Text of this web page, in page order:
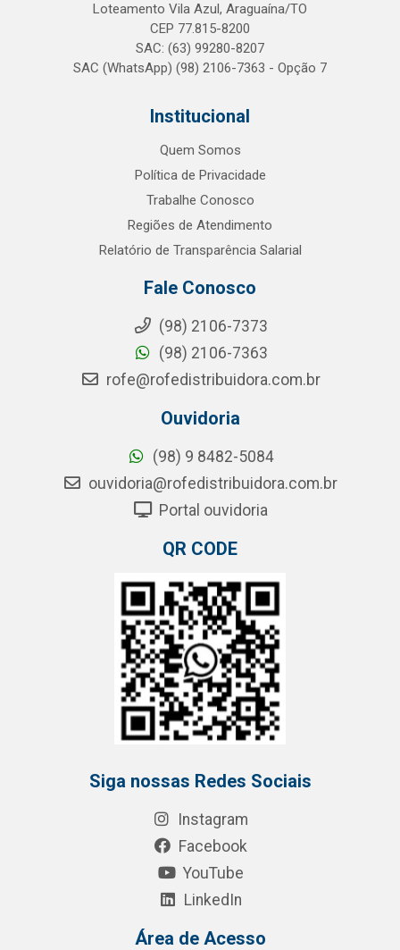
Loteamento Vila Azul, Araguaína/TO
CEP 77.815-8200
SAC: (63) 99280-8207
SAC (WhatsApp) (98) 2106-7363 - Opção 7
Institucional
Quem Somos
Política de Privacidade
Trabalhe Conosco
Regiões de Atendimento
Relatório de Transparência Salarial
Fale Conosco
(98) 2106-7373
(98) 2106-7363
rofe@rofedistribuidora.com.br
Ouvidoria
(98) 9 8482-5084
ouvidoria@rofedistribuidora.com.br
Portal ouvidoria
QR CODE
Siga nossas Redes Sociais
Instagram
Facebook
YouTube
LinkedIn
Área de Acesso